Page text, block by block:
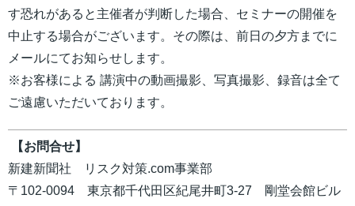
す恐れがあると主催者が判断した場合、セミナーの開催を
中止する場合がございます。その際は、前日の夕方までに
メールにてお知らせします。
※お客様による 講演中の動画撮影、写真撮影、録音は全て
ご遠慮いただいております。
【お問合せ】
新建新聞社 リスク対策.com事業部
〒102-0094 東京都千代田区紀尾井町3-27 剛堂会館ビル